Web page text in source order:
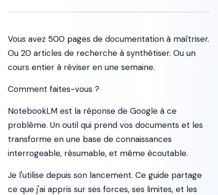
Vous avez 500 pages de documentation à maîtriser.
Ou 20 articles de recherche à synthétiser. Ou un
cours entier à réviser en une semaine.
Comment faites-vous ?
NotebookLM est la réponse de Google à ce
problème. Un outil qui prend vos documents et les
transforme en une base de connaissances
interrogeable, résumable, et même écoutable.
Je l'utilise depuis son lancement. Ce guide partage
ce que j'ai appris sur ses forces, ses limites, et les